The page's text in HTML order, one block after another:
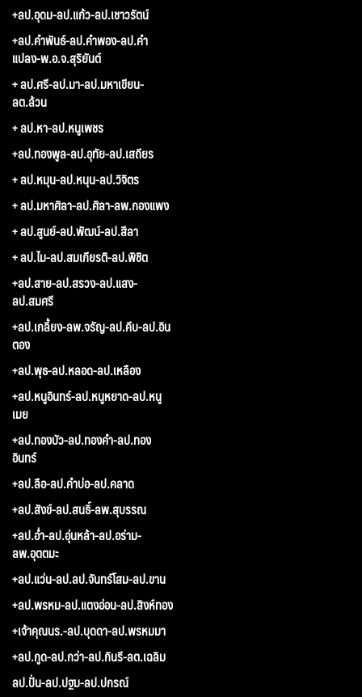
+ลป.อุดม-ลป.แก้ว-ลป.เชาวรัตน์
+ลป.คำพันธ์-ลป.คำพอง-ลป.คำ
แปลง-พ.อ.จ.สุริยันต์
+ ลป.ศรี-ลป.มา-ลป.มหาเขียน-
ลต.ล้วน
+ ลป.หา-ลป.หนูเพชร
+ลป.ทองพูล-ลป.อุทัย-ลป.เสถียร
+ ลป.หมุน-ลป.หนุน-ลป.วิจิตร
+ ลป.มหาศิลา-ลป.ศิลา-ลพ.กองแพง
+ ลป.สูนย์-ลป.พัฒน์-ลป.สีลา
+ ลป.ไม-ลป.สมเกียรติ-ลป.พิชิต
+ลป.สาย-ลป.สรวง-ลป.แสง-
ลป.สมศรี
+ลป.เกลี้ยง-ลพ.จรัญ-ลป.คีบ-ลป.อิน
ตอง
+ลป.พุธ-ลป.หลอด-ลป.เหลือง
+ลป.หนูอินทร์-ลป.หนูหยาด-ลป.หนู
เมย
+ลป.ทองบัว-ลป.ทองคำ-ลป.ทอง
อินทร์
+ลป.ลือ-ลป.คำบ่อ-ลป.คลาด
+ลป.สังข์-ลป.สนธิ์-ลพ.สุบรรณ
+ลป.อ่ำ-ลป.อุ่นหล้า-ลป.อร่าม-
ลพ.อุตตมะ
+ลป.แว่น-ลป.ลป.จันทร์โสม-ลป.ขาน
+ลป.พรหม-ลป.แตงอ่อน-ลป.สิงห์ทอง
+เจ้าคุณนร.-ลป.บุดดา-ลป.พรหมมา
+ลป.กูด-ลป.กว่า-ลป.กินรี-ลต.เฉลิม
ลป.ปั่น-ลป.ปฐม-ลป.ปกรณ์